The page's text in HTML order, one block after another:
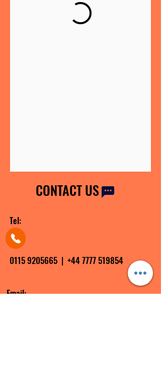
CONTACT US
Tel:
0115 9205665 | +44 7777 519854
Email: